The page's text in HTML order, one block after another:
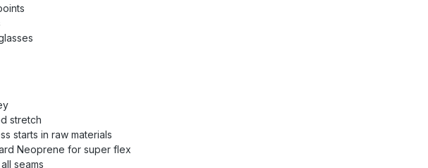
stretch
starts in raw materials
Neoprene for super flex
seams